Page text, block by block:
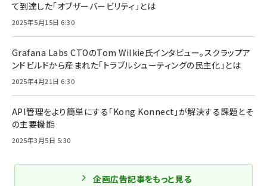
て到達した「オブザーバービリティ」とは
2025年5月15日 6:30
Grafana Labs CTOのTom Wilkie氏インタビュー。スクラップア
ンドビルドから産まれた「トラブルシューティングの民主化」とは
2025年4月21日 6:30
API管理をより簡単にする「Kong Konnect」が解決する課題とそ
の主要機能
2025年3月5日 5:30
企画広告記事をもっと見る